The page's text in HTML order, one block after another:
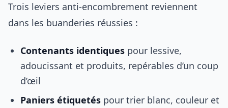
Trois leviers anti-encombrement reviennent
dans les buanderies réussies :
Contenants identiques pour lessive,
adoucissant et produits, repérables d’un coup
d’œil
Paniers étiquetés pour trier blanc, couleur et